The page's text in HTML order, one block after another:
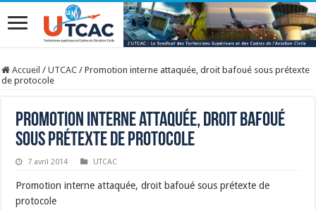
Accueil / UTCAC / Promotion interne attaquée, droit bafoué sous prétexte
de protocole
Promotion interne attaquée, droit bafoué
sous prétexte de protocole
7 avril 2014 UTCAC
Promotion interne attaquée, droit bafoué sous prétexte de
protocole